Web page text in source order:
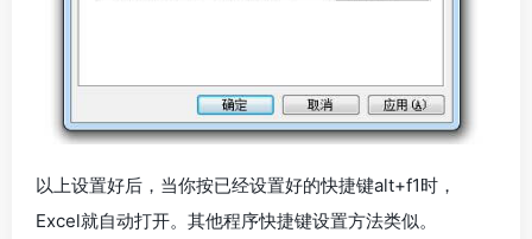
以上设置好后，当你按已经设置好的快捷键alt+f1时，
Excel就自动打开。其他程序快捷键设置方法类似。